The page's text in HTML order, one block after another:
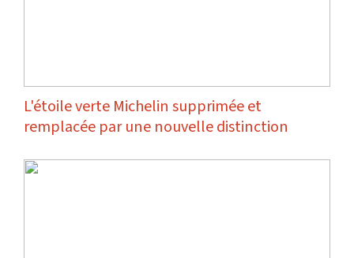
L'étoile verte Michelin supprimée et
remplacée par une nouvelle distinction